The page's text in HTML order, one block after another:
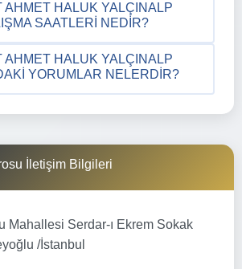
AHMET HALUK YALÇINALP
SAATLERI NEDIR?
AHMET HALUK YALÇINALP
YORUMLAR NELERDIR?
İletişim Bilgileri
Mahallesi Serdar-ı Ekrem Sokak
/İstanbul